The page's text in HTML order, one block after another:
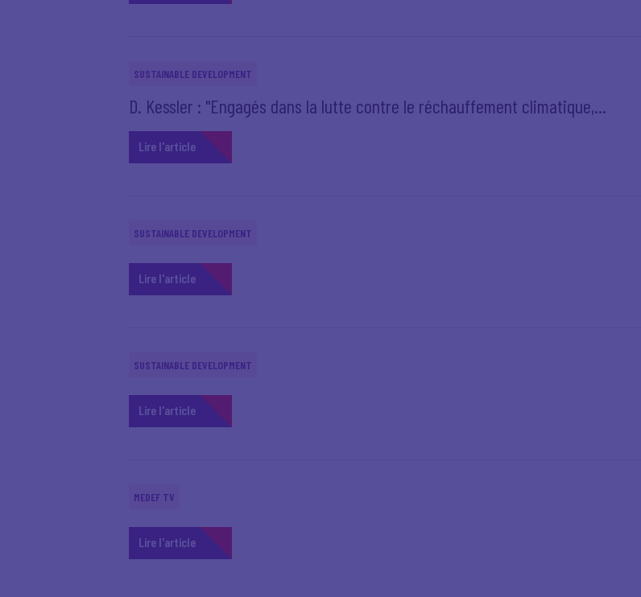
SUSTAINABLE DEVELOPMENT
D. Kessler : "Engagés dans la lutte contre le réchauffement climatique,...
Lire l'article
SUSTAINABLE DEVELOPMENT
Lire l'article
SUSTAINABLE DEVELOPMENT
Lire l'article
MEDEF TV
Lire l'article